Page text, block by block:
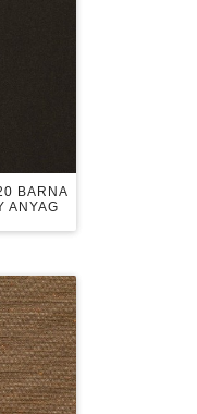
BARNA
ANYAG